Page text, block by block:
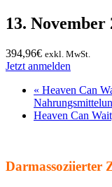
13. November
394,96€ exkl. MwSt.
Jetzt anmelden
« Heaven Can
Heaven Can
Darmassoziierter